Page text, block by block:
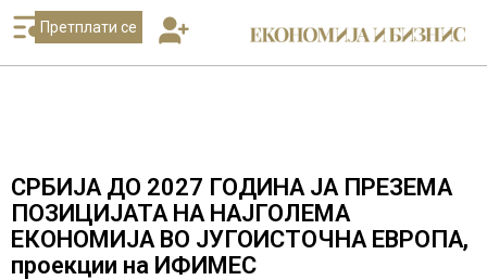
Претплати се
СРБИЈА ДО 2027 ГОДИНА ЈА ПРЕЗЕМА
ПОЗИЦИЈАТА НА НАЈГОЛЕМА
ЕКОНОМИЈА ВО ЈУГОИСТОЧНА ЕВРОПА,
проекции на ИФИМЕС